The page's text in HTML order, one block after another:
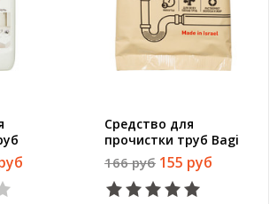
гель
Средство для
прочистки труб Bagi
Шуманит гранулы 70
г
166 руб 155 руб